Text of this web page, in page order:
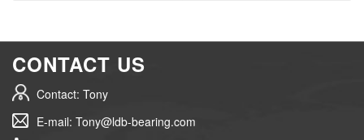
CONTACT US
Contact: Tony
E-mail: Tony@ldb-bearing.com